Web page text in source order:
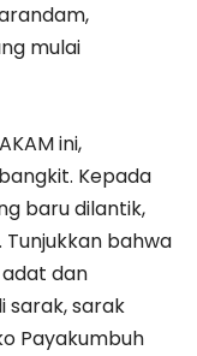
mulai
ini,
Kepada
baru dilantik,
bahwa
dan
sarak, sarak
Payakumbuh